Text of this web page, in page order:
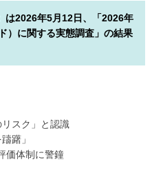
は2026年5月12日、「2026年
）に関する実態調査」の結果
スク」と認識
躇」
価体制に警鐘